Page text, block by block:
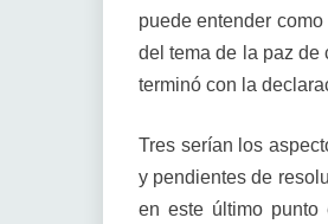
puede entender
del tema de la paz de
terminó con la
Tres serían los
y pendientes de
en este último